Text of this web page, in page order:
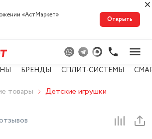
«АстМарке‪т‬»
Открыть
БРЕНДЫ СПЛИТ-СИСТЕМЫ
товары Детские игрушки